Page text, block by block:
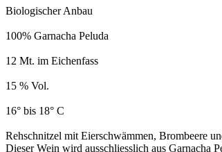
Biologischer Anbau
100% Garnacha Peluda
12 Mt. im Eichenfass
15 % Vol.
16° bis 18° C
Rehschnitzel mit Eierschwämmen, Brombeere
Dieser Wein wird ausschliesslich aus Garnacha